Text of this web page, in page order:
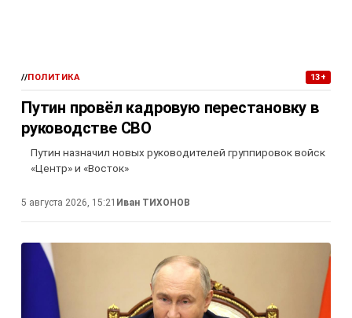
//ПОЛИТИКА 13+
Путин провёл кадровую перестановку в
руководстве СВО
Путин назначил новых руководителей группировок войск
«Центр» и «Восток»
5 августа 2026, 15:21 Иван ТИХОНОВ